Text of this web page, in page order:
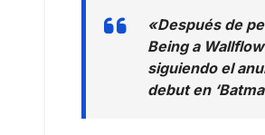
«Después de
Being a
siguiendo el
debut en